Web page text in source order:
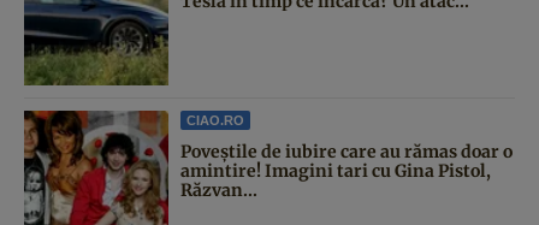
CIAO.RO
Poveştile de iubire care au rămas doar o
amintire! Imagini tari cu Gina Pistol,
Răzvan...